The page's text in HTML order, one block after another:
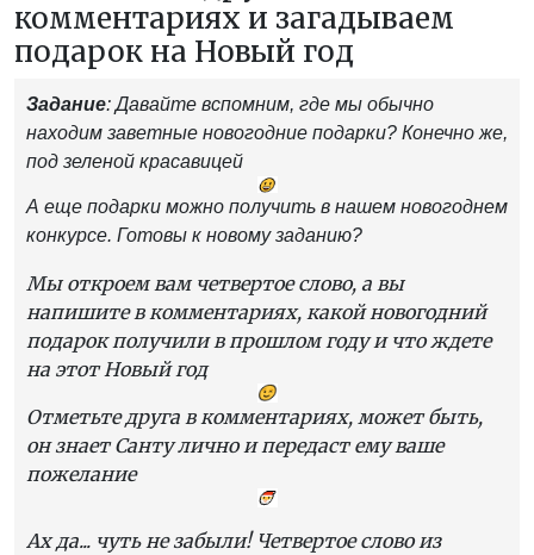
комментариях и загадываем
подарок на Новый год
Задание: Давайте вспомним, где мы обычно
находим заветные новогодние подарки? Конечно же,
под зеленой красавицей
А еще подарки можно получить в нашем новогоднем
конкурсе. Готовы к новому заданию?
Мы откроем вам четвертое слово, а вы
напишите в комментариях, какой новогодний
подарок получили в прошлом году и что ждете
на этот Новый год
Отметьте друга в комментариях, может быть,
он знает Санту лично и передаст ему ваше
пожелание
Ах да... чуть не забыли! Четвертое слово из